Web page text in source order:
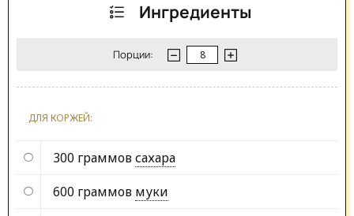
Ингредиенты
Порции:
ДЛЯ КОРЖЕЙ:
300 граммовсахара
600 граммов муки